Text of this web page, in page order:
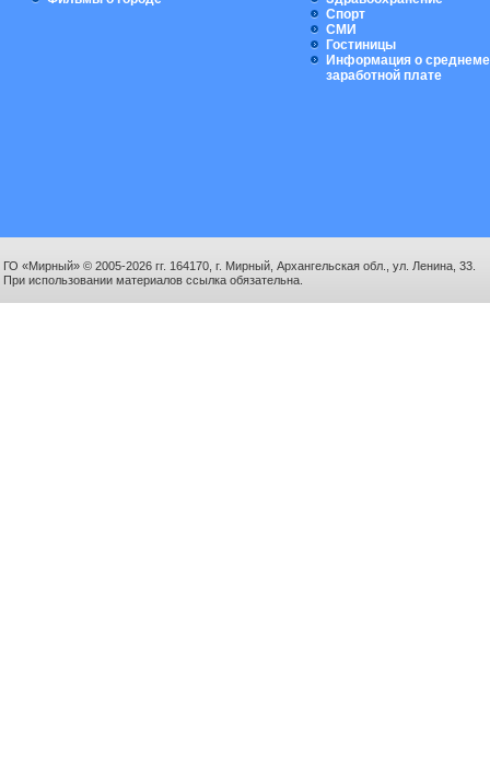
Спорт
СМИ
Гостиницы
Информация о
заработной плате
ГО «Мирный» © 2005-2026 гг. 164170, г. Мирный, Архангельская обл., ул. Ленина, 33.
При использовании материалов ссылка обязательна.